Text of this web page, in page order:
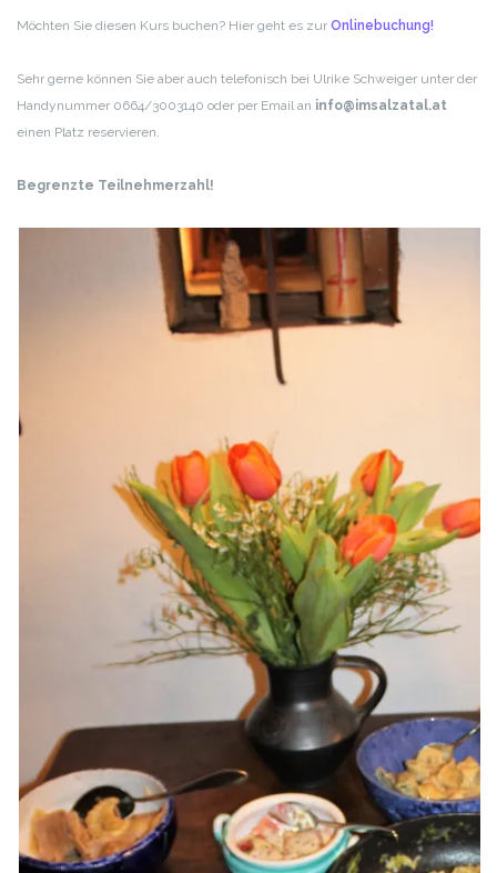
Möchten Sie diesen Kurs buchen? Hier geht es zur Onlinebuchung!
Sehr gerne können Sie aber auch telefonisch bei Ulrike Schweiger unter der
Handynummer 0664/3003140 oder per Email an info@imsalzatal.at
einen Platz reservieren.
Begrenzte Teilnehmerzahl!